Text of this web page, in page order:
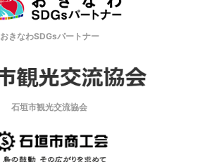
おきなわSDGsパートナー
石垣市観光交流協会